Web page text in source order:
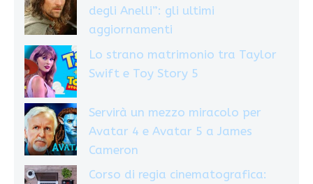
degli Anelli”: gli ultimi
aggiornamenti
Lo strano matrimonio tra Taylor
Swift e Toy Story 5
Servirà un mezzo miracolo per
Avatar 4 e Avatar 5 a James
Cameron
Corso di regia cinematografica: